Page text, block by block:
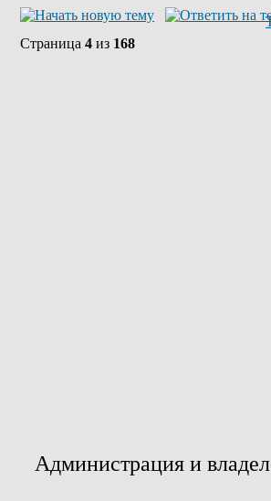
Страница 4 из 168
Администрация и